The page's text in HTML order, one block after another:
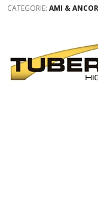
CATEGORIE: AMI &